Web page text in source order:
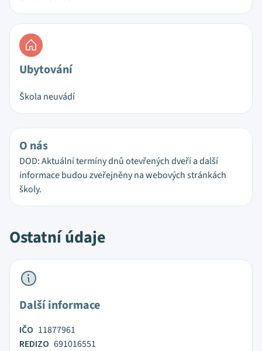
Ubytování
Škola neuvádí
O nás
DOD: Aktuální termíny dnů otevřených dveří a další
informace budou zveřejněny na webových stránkách
školy.
Ostatní údaje
Další informace
IČO 11877961
REDIZO 691016551